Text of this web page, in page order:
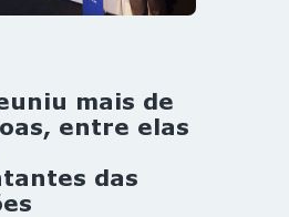
mais de
entre elas
das